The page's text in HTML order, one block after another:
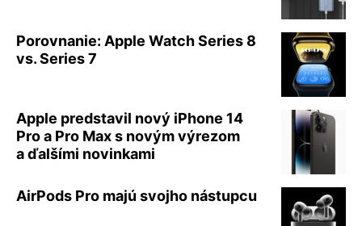
Porovnanie: Apple Watch Series 8
vs. Series 7
Apple predstavil nový iPhone 14
Pro a Pro Max s novým výrezom
a ďalšími novinkami
AirPods Pro majú svojho nástupcu